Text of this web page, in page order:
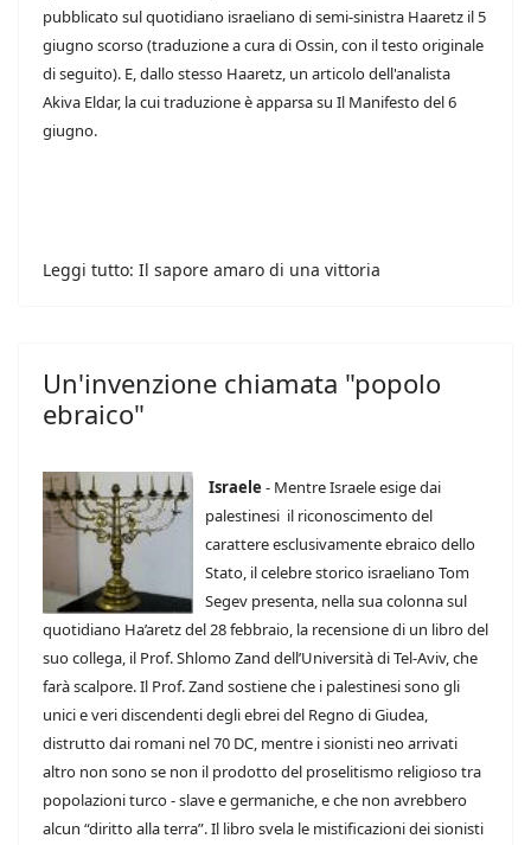
pubblicato sul quotidiano israeliano di semi-sinistra Haaretz il 5
giugno scorso (traduzione a cura di Ossin, con il testo originale
di seguito). E, dallo stesso Haaretz, un articolo dell'analista
Akiva Eldar, la cui traduzione è apparsa su Il Manifesto del 6
giugno.
Leggi tutto: Il sapore amaro di una vittoria
Un'invenzione chiamata "popolo
ebraico"
Israele - Mentre Israele esige dai
palestinesi il riconoscimento del
carattere esclusivamente ebraico dello
Stato, il celebre storico israeliano Tom
Segev presenta, nella sua colonna sul
quotidiano Ha’aretz del 28 febbraio, la recensione di un libro del
suo collega, il Prof. Shlomo Zand dell’Università di Tel-Aviv, che
farà scalpore. Il Prof. Zand sostiene che i palestinesi sono gli
unici e veri discendenti degli ebrei del Regno di Giudea,
distrutto dai romani nel 70 DC, mentre i sionisti neo arrivati
altro non sono se non il prodotto del proselitismo religioso tra
popolazioni turco - slave e germaniche, e che non avrebbero
alcun “diritto alla terra”. Il libro svela le mistificazioni dei sionisti